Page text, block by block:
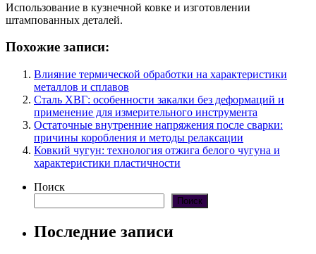
Использование в кузнечной ковке и изготовлении
штампованных деталей.
Похожие записи:
Влияние термической обработки на характеристики
металлов и сплавов
Сталь ХВГ: особенности закалки без деформаций и
применение для измерительного инструмента
Остаточные внутренние напряжения после сварки:
причины коробления и методы релаксации
Ковкий чугун: технология отжига белого чугуна и
характеристики пластичности
Поиск
Поиск
Последние записи